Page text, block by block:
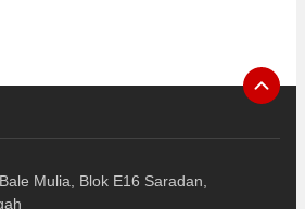
Mulia, Blok E16 Saradan,